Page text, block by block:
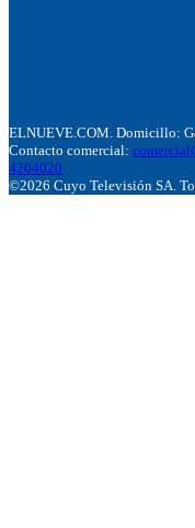
ELNUEVE.COM. Domicillo:
Contacto comercial:
4204020
©2026 Cuyo Televisión SA.